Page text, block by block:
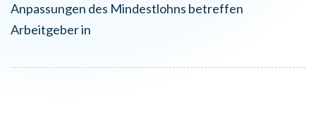
Anpassungen des Mindestlohns betreffen
Arbeitgeber in